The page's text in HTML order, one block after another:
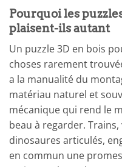
Pourquoi les
plaisent-ils autant
Un puzzle 3D en bois
choses rarement
a la manualité du
matériau naturel et
mécanique qui rend le
beau à regarder.
dinosaures articulés,
en commun une